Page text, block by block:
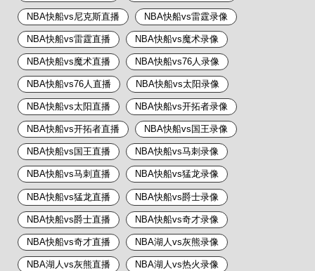
NBA快船vs尼克斯直播 NBA快船vs雷霆录像
NBA快船vs雷霆直播 NBA快船vs魔术录像
NBA快船vs魔术直播 NBA快船vs76人录像
NBA快船vs76人直播 NBA快船vs太阳录像
NBA快船vs太阳直播 NBA快船vs开拓者录像
NBA快船vs开拓者直播 NBA快船vs国王录像
NBA快船vs国王直播 NBA快船vs马刺录像
NBA快船vs马刺直播 NBA快船vs猛龙录像
NBA快船vs猛龙直播 NBA快船vs爵士录像
NBA快船vs爵士直播 NBA快船vs奇才录像
NBA快船vs奇才直播 NBA湖人vs灰熊录像
NBA湖人vs灰熊直播 NBA湖人vs热火录像